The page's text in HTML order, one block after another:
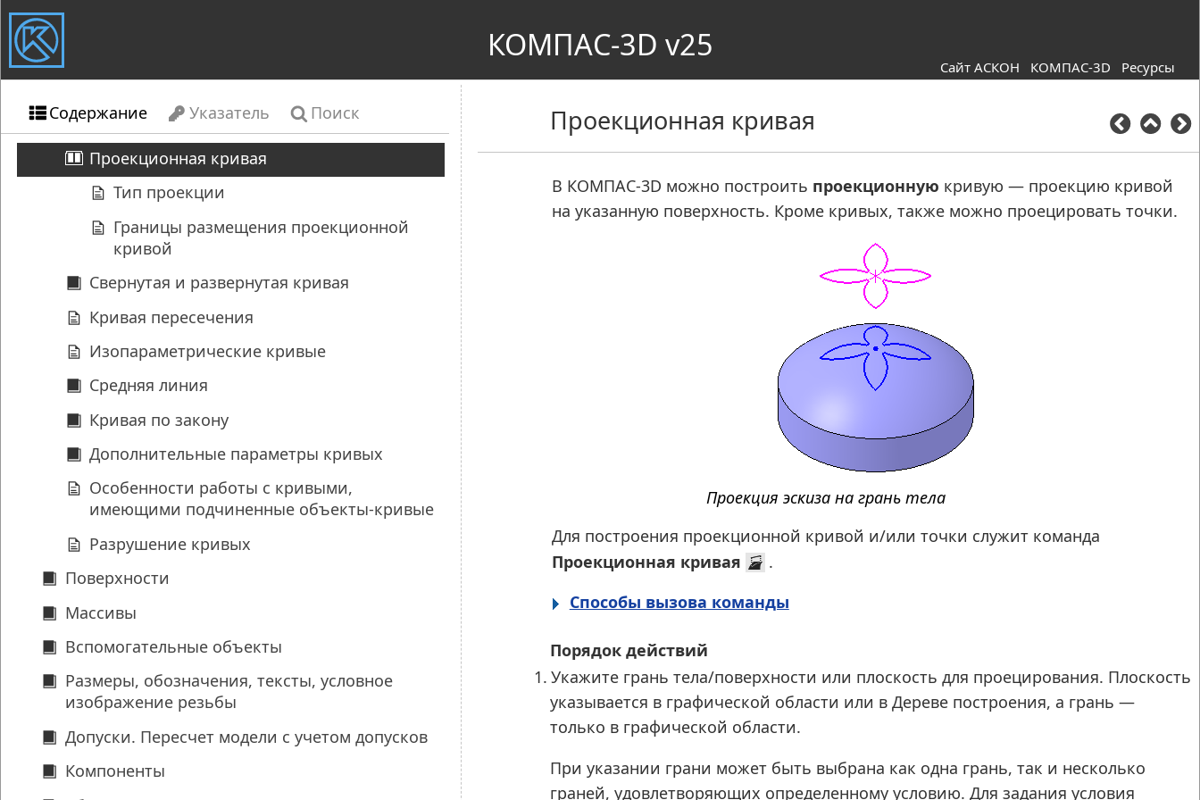
КОМПАС-3D v25
Сайт АСКОН КОМПАС-3D Ресурсы
Проекционная кривая
В КОМПАС-3D можно построить проекционную кривую — проекцию кривой
на указанную поверхность. Кроме кривых, также можно проецировать точки.
Проекция эскиза на грань тела
Для построения проекционной кривой и/или точки служит команда
Проекционная кривая
.
Способы вызова команды
Порядок действий
1. Укажите грань тела/поверхности или плоскость для проецирования. Плоскость
указывается в графической области или в Дереве построения, а грань —
только в графической области.
При указании грани может быть выбрана как одна грань, так и несколько
граней, удовлетворяющих определенному условию. Для задания условия
Содержание Указатель Поиск